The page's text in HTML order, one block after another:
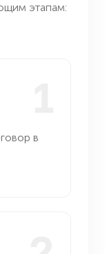
вопрос
этапам:
в